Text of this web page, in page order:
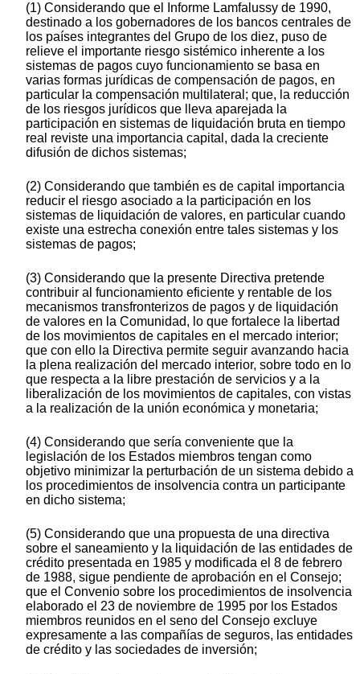
(1) Considerando que el Informe Lamfalussy de 1990,
destinado a los gobernadores de los bancos centrales de
los países integrantes del Grupo de los diez, puso de
relieve el importante riesgo sistémico inherente a los
sistemas de pagos cuyo funcionamiento se basa en
varias formas jurídicas de compensación de pagos, en
particular la compensación multilateral; que, la reducción
de los riesgos jurídicos que lleva aparejada la
participación en sistemas de liquidación bruta en tiempo
real reviste una importancia capital, dada la creciente
difusión de dichos sistemas;
(2) Considerando que también es de capital importancia
reducir el riesgo asociado a la participación en los
sistemas de liquidación de valores, en particular cuando
existe una estrecha conexión entre tales sistemas y los
sistemas de pagos;
(3) Considerando que la presente Directiva pretende
contribuir al funcionamiento eficiente y rentable de los
mecanismos transfronterizos de pagos y de liquidación
de valores en la Comunidad, lo que fortalece la libertad
de los movimientos de capitales en el mercado interior;
que con ello la Directiva permite seguir avanzando hacia
la plena realización del mercado interior, sobre todo en lo
que respecta a la libre prestación de servicios y a la
liberalización de los movimientos de capitales, con vistas
a la realización de la unión económica y monetaria;
(4) Considerando que sería conveniente que la
legislación de los Estados miembros tengan como
objetivo minimizar la perturbación de un sistema debido a
los procedimientos de insolvencia contra un participante
en dicho sistema;
(5) Considerando que una propuesta de una directiva
sobre el saneamiento y la liquidación de las entidades de
crédito presentada en 1985 y modificada el 8 de febrero
de 1988, sigue pendiente de aprobación en el Consejo;
que el Convenio sobre los procedimientos de insolvencia
elaborado el 23 de noviembre de 1995 por los Estados
miembros reunidos en el seno del Consejo excluye
expresamente a las compañías de seguros, las entidades
de crédito y las sociedades de inversión;